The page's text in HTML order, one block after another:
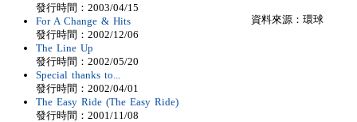
資料來源：環球
發行時間：2003/04/15
For A Change & Hits
發行時間：2002/12/06
The Line Up
發行時間：2002/05/20
Special thanks to...
發行時間：2002/04/01
The Easy Ride (The Easy Ride)
發行時間：2001/11/08